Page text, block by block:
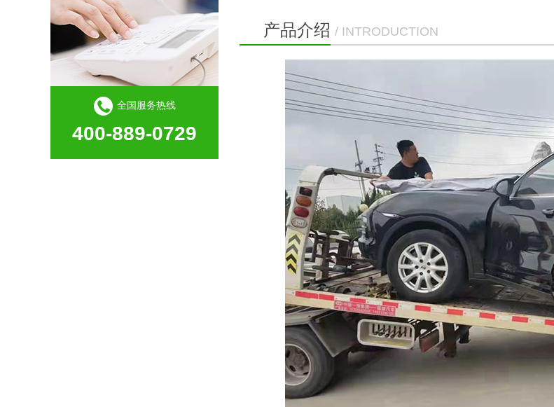
全国服务热线
400-889-0729
产品介绍 / INTRODUCTION